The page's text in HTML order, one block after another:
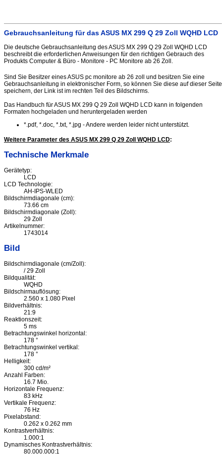
Gebrauchsanleitung für das ASUS MX 299 Q 29 Zoll WQHD LCD
Die deutsche Gebrauchsanleitung des ASUS MX 299 Q 29 Zoll WQHD LCD
beschreibt die erforderlichen Anweisungen für den richtigen Gebrauch des
Produkts Computer & Büro - Monitore - PC Monitore ab 26 Zoll.
Sind Sie Besitzer eines ASUS pc monitore ab 26 zoll und besitzen Sie eine
Gebrauchsanleitung in elektronischer Form, so können Sie diese auf dieser Seite
speichern, der Link ist im rechten Teil des Bildschirms.
Das Handbuch für ASUS MX 299 Q 29 Zoll WQHD LCD kann in folgenden
Formaten hochgeladen und heruntergeladen werden
*.pdf, *.doc, *.txt, *.jpg - Andere werden leider nicht unterstützt.
Weitere Parameter des ASUS MX 299 Q 29 Zoll WQHD LCD:
Technische Merkmale
Gerätetyp:
LCD
LCD Technologie:
AH-IPS-WLED
Bildschirmdiagonale (cm):
73.66 cm
Bildschirmdiagonale (Zoll):
29 Zoll
Artikelnummer:
1743014
Bild
Bildschirmdiagonale (cm/Zoll):
/ 29 Zoll
Bildqualität:
WQHD
Bildschirmauflösung:
2.560 x 1.080 Pixel
Bildverhältnis:
21:9
Reaktionszeit:
5 ms
Betrachtungswinkel horizontal:
178 °
Betrachtungswinkel vertikal:
178 °
Helligkeit:
300 cd/m²
Anzahl Farben:
16.7 Mio.
Horizontale Frequenz:
83 kHz
Vertikale Frequenz:
76 Hz
Pixelabstand:
0.262 x 0.262 mm
Kontrastverhältnis:
1.000:1
Dynamisches Kontrastverhältnis:
80.000.000:1